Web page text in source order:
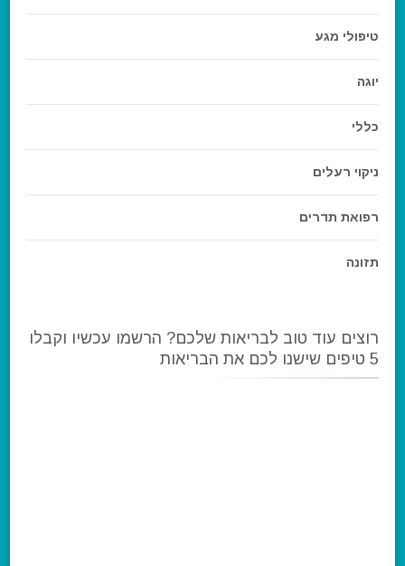
טיפולי מגע
יוגה
כללי
ניקוי רעלים
רפואת תדרים
תזונה
רוצים עוד טוב לבריאות שלכם? הרשמו עכשיו וקבלו
5 טיפים שישנו לכם את הבריאות